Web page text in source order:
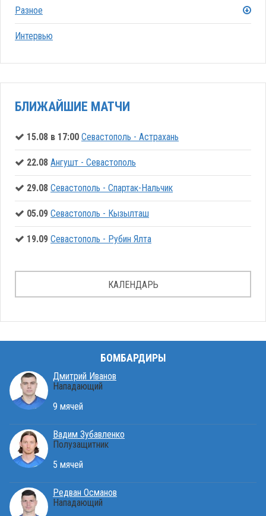
Разное
Интервью
БЛИЖАЙШИЕ МАТЧИ
15.08 в 17:00 Севастополь - Астрахань
22.08 Ангушт - Севастополь
29.08 Севастополь - Спартак-Нальчик
05.09 Севастополь - Кызылташ
19.09 Севастополь - Рубин Ялта
КАЛЕНДАРЬ
БОМБАРДИРЫ
Дмитрий Иванов
Нападающий
9 мячей
Вадим Зубавленко
Полузащитник
5 мячей
Редван Османов
Нападающий